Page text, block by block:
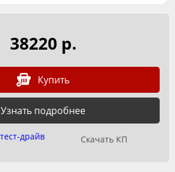
38220 р.
Купить
Узнать подробнее
драйв Скачать КП